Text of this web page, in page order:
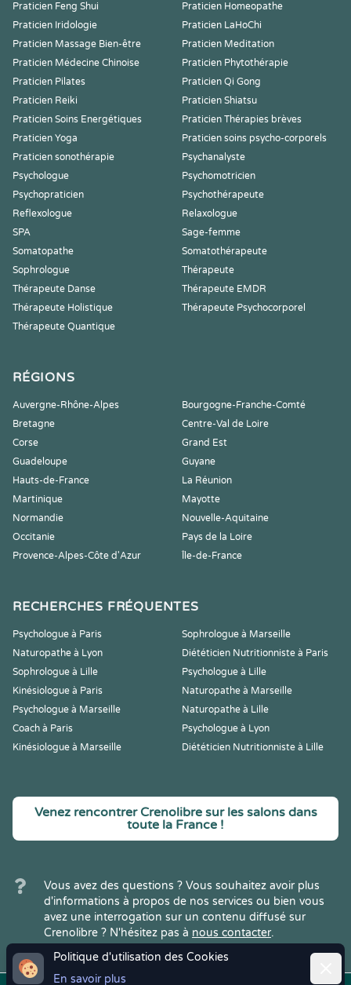
Politique d'utilisation des Cookies
En savoir plus
Praticien Feng Shui
Praticien Homeopathe
Praticien Iridologie
Praticien LaHoChi
Praticien Massage Bien-être
Praticien Meditation
Praticien Médecine Chinoise
Praticien Phytothérapie
Praticien Pilates
Praticien Qi Gong
Praticien Reiki
Praticien Shiatsu
Praticien Soins Energétiques
Praticien Thérapies brèves
Praticien Yoga
Praticien soins psycho-corporels
Praticien sonothérapie
Psychanalyste
Psychologue
Psychomotricien
Psychopraticien
Psychothérapeute
Reflexologue
Relaxologue
SPA
Sage-femme
Somatopathe
Somatothérapeute
Sophrologue
Thérapeute
Thérapeute Danse
Thérapeute EMDR
Thérapeute Holistique
Thérapeute Psychocorporel
Thérapeute Quantique
RÉGIONS
Auvergne-Rhône-Alpes
Bourgogne-Franche-Comté
Bretagne
Centre-Val de Loire
Corse
Grand Est
Guadeloupe
Guyane
Hauts-de-France
La Réunion
Martinique
Mayotte
Normandie
Nouvelle-Aquitaine
Occitanie
Pays de la Loire
Provence-Alpes-Côte d'Azur
Île-de-France
RECHERCHES FRÉQUENTES
Psychologue à Paris
Sophrologue à Marseille
Naturopathe à Lyon
Diététicien Nutritionniste à Paris
Sophrologue à Lille
Psychologue à Lille
Kinésiologue à Paris
Naturopathe à Marseille
Psychologue à Marseille
Naturopathe à Lille
Coach à Paris
Psychologue à Lyon
Kinésiologue à Marseille
Diététicien Nutritionniste à Lille
Venez rencontrer Crenolibre sur les salons dans
toute la France !
Vous avez des questions ? Vous souhaitez avoir plus
d'informations à propos de nos services ou bien vous
avez une interrogation sur un contenu diffusé sur
Crenolibre ? N'hésitez pas à nous contacter.